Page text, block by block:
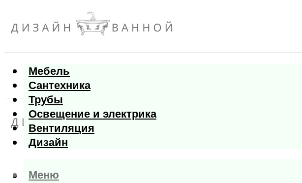
Мебель
Сантехника
Трубы
Освещение и электрика
Вентиляция
Дизайн
Меню
Меню